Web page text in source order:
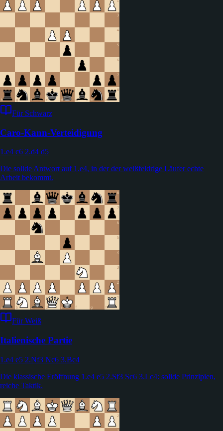
Für Schwarz
Caro-Kann-Verteidigung
1.e4 c6 2.d4 d5
Die solide Antwort auf 1.e4, in der der weißfeldrige Läufer echte
Arbeit bekommt.
Für Weiß
Italienische Partie
1.e4 e5 2.Nf3 Nc6 3.Bc4
Die klassische Eröffnung 1.e4 e5 2.Sf3 Sc6 3.Lc4: solide Prinzipien,
reiche Taktik.